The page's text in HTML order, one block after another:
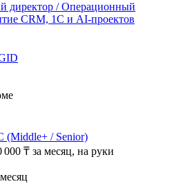
директор / Операционный
CRM, 1С и AI-проектов
(Middle+ / Senior)
000 ₸ за месяц, на руки